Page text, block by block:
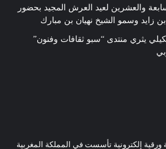
والعشرين لعيد العرش المجيد بحضور
زايد وسمو الشيخ نهيان بن مبارك
يثري منتدى “سبو ثقافات وفنون”
إلكترونية تأسست في المملكة المغربية